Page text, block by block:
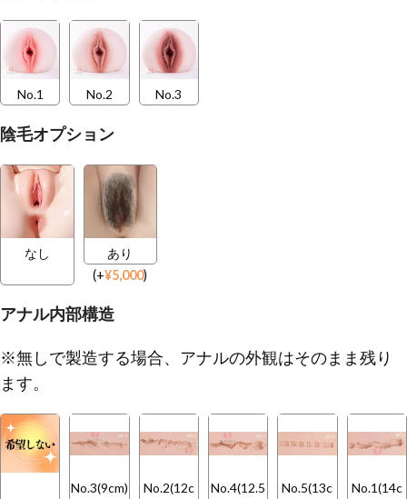
No.1 No.2 No.3
陰毛オプション
なし
あり
(+¥5,000)
アナル内部構造
※無しで製造する場合、アナルの外観はそのまま残り
ます。
No.3(9cm)
No.2(12c
No.4(12.5
No.5(13c
No.1(14c